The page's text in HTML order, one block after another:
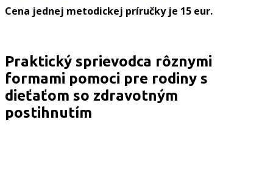
Cena jednej metodickej príručky je 15 eur.
Praktický sprievodca rôznymi
formami pomoci pre rodiny s
dieťaťom so zdravotným
postihnutím